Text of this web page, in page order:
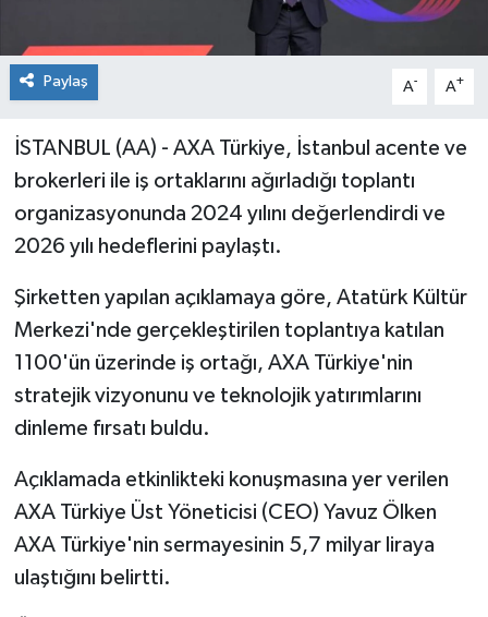
Paylaş A- A+
İSTANBUL (AA) - AXA Türkiye, İstanbul acente ve
brokerleri ile iş ortaklarını ağırladığı toplantı
organizasyonunda 2024 yılını değerlendirdi ve
2026 yılı hedeflerini paylaştı.
Şirketten yapılan açıklamaya göre, Atatürk Kültür
Merkezi'nde gerçekleştirilen toplantıya katılan
1100'ün üzerinde iş ortağı, AXA Türkiye'nin
stratejik vizyonunu ve teknolojik yatırımlarını
dinleme fırsatı buldu.
Açıklamada etkinlikteki konuşmasına yer verilen
AXA Türkiye Üst Yöneticisi (CEO) Yavuz Ölken
AXA Türkiye'nin sermayesinin 5,7 milyar liraya
ulaştığını belirtti.